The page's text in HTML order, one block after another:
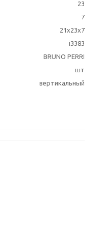
23
7
21х23х7
i3383
BRUNO PERRI
шт
вертикальный